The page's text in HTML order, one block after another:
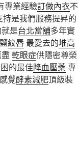
專業經驗訂做內衣不
持是我們服務提昇的
是台北當舖多年實
紋唇 最愛去的堆高
乾眼症供隱密尊榮
的最佳降血壓藥專
覺酵素減肥頂級裝